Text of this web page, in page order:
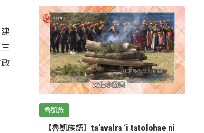
魯凱族
【魯凱族語】ta‘avalra ‘i tatolohae ni